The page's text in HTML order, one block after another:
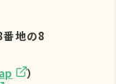
社に提
判断に
い場合
きない
番地の8
）